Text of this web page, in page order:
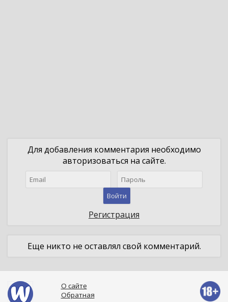
Для добавления комментария необходимо
авторизоваться на сайте.
Войти
Регистрация
Еще никто не оставлял свой комментарий.
О сайте
Обратная